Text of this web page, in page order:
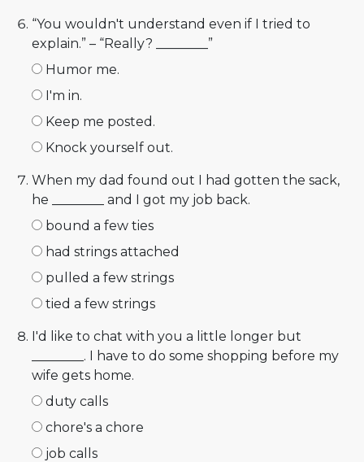
“You wouldn't understand even if I tried to
explain.” – “Really? ________”
Humor me.
I'm in.
Keep me posted.
Knock yourself out.
When my dad found out I had gotten the sack,
he ________ and I got my job back.
bound a few ties
had strings attached
pulled a few strings
tied a few strings
I'd like to chat with you a little longer but
________. I have to do some shopping before my
wife gets home.
duty calls
chore's a chore
job calls